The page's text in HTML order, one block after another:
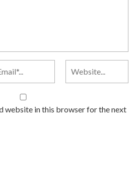
website in this browser for the next